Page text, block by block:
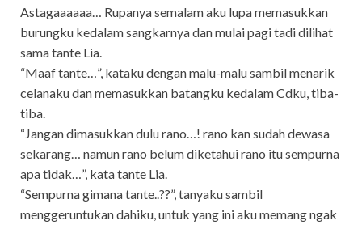
Astagaaaaaa… Rupanya semalam aku lupa memasukkan
burungku kedalam sangkarnya dan mulai pagi tadi dilihat
sama tante Lia.
“Maaf tante…”, kataku dengan malu-malu sambil menarik
celanaku dan memasukkan batangku kedalam Cdku, tiba-
tiba.
“Jangan dimasukkan dulu rano…! rano kan sudah dewasa
sekarang… namun rano belum diketahui rano itu sempurna
apa tidak…”, kata tante Lia.
“Sempurna gimana tante..??”, tanyaku sambil
menggeruntukan dahiku, untuk yang ini aku memang ngak